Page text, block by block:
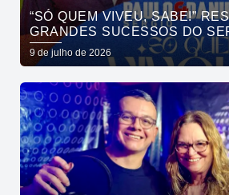
“SÓ QUEM VIVEU, SABE!”
GRANDES SUCESSOS DO
UNIVERSITÁRIO EM NOITE
BEIRA-MAR COM PAULO
9 de julho de 2026